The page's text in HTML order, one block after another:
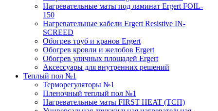
Нагревательные маты под ламинат Ergert FOIL-
150
Нагревательные кабели Ergert Resistive IN-
SCREED
Обогрев труб и кранов Ergert
Обогрев кровли и желобов Ergert
Обогрев уличных площадей Ergert
Аксессуары для внутренних решений
Теплый пол №1
Терморегуляторы №1
Пленочный теплый пол №1
Нагревательные маты FIRST HEAT (ТСП)